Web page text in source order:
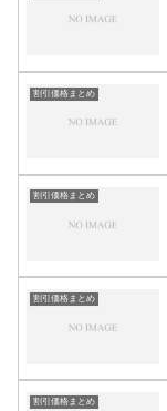
割引価格まとめ
割引価格まとめ
割引価格まとめ
割引価格まとめ